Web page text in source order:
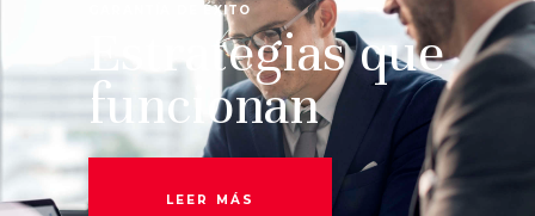
GARANTÍA DE ÉXITO
Estrategias que
funcionan
LEER MÁS